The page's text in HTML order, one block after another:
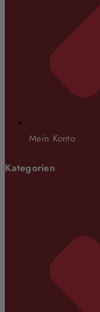
Mein Konto
Kategorien